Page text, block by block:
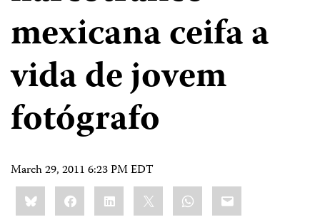
mexicana ceifa a
vida de jovem
fotógrafo
March 29, 2011 6:23 PM EDT
Share
this:BlueskyFacebookLinkedIn WhatsApp
Email